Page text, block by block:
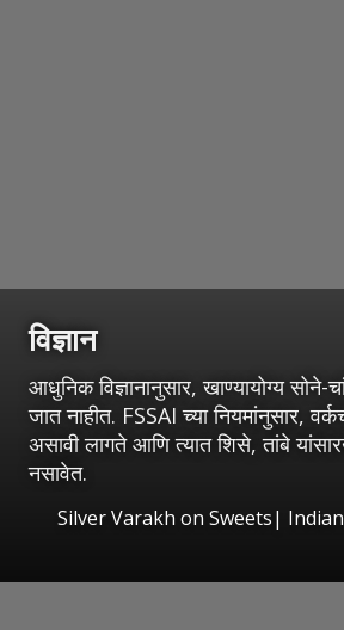
विज्ञान
आधुनिक विज्ञानानुसार, खाण्यायोग्य सोने-
जात नाहीत. FSSAI च्या नियमांनुसार,
असावी लागते आणि त्यात शिसे, तांबे
नसावेत.
Silver Varakh on Sweets|